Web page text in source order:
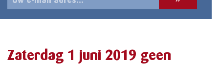
Zaterdag 1 juni 2019 geen